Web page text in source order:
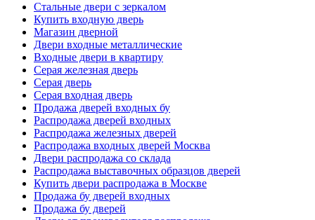
Стальные двери с зеркалом
Купить входную дверь
Магазин дверной
Двери входные металлические
Входные двери в квартиру
Серая железная дверь
Серая дверь
Серая входная дверь
Продажа дверей входных бу
Распродажа дверей входных
Распродажа железных дверей
Распродажа входных дверей Москва
Двери распродажа со склада
Распродажа выставочных образцов дверей
Купить двери распродажа в Москве
Продажа бу дверей входных
Продажа бу дверей